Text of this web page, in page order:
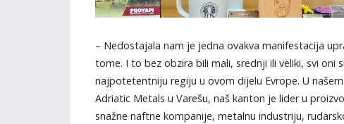
– Nedostajala nam je jedna ovakva manifestacija
tome. I to bez obzira bili mali, srednji ili veliki, svi oni
najpotetentniju regiju u ovom dijelu Evrope. U
Adriatic Metals u Varešu, naš kanton je lider u
snažne naftne kompanije, metalnu industriju,